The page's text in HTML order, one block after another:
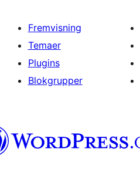
Fremvisning
Temaer
Plugins
Blokgrupper